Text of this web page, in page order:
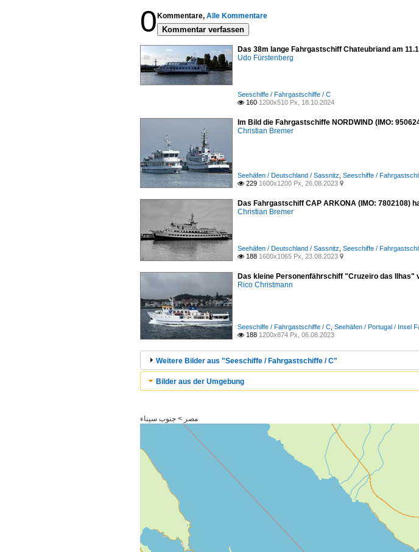
0 Kommentare, Alle Kommentare
Kommentar verfassen
Das 38m lange Fahrgastschiff Chateubriand am
Udo Fürstenberg
Seeschiffe / Fahrgastschiffe / C
 160 1200x510 Px, 18.10.2024
Im Bild die Fahrgastschiffe NORDWIND (IMO:
Christian Bremer
Seehäfen / Deutschland / Sassnitz Seeschiffe /
 229 1600x1200 Px, 26.08.2023 
Das Fahrgastschiff CAP ARKONA (IMO: 7802108)
Christian Bremer
Seehäfen / Deutschland / Sassnitz Seeschiffe /
 188 1600x1065 Px, 23.08.2023 
Das kleine Personenfährschiff "Cruzeiro das Ilhas"
Rico Christmann
Seeschiffe / Fahrgastschiffe / C Seehäfen / Portugal / Insel
 188 1200x874 Px, 06.08.2023
Weitere Bilder aus "Seeschiffe / Fahrgastschiffe / C"
Bilder aus der Umgebung
مصر > جنوب سيناء